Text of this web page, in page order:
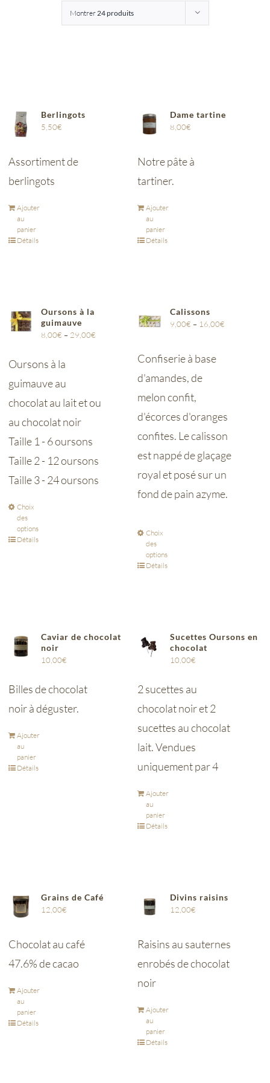
Montrer24 produits
Berlingots
5,50€
Assortiment de
berlingots
Ajouter
au
panier
Détails
Dame tartine
8,00€
Notre pâte à
tartiner.
Ajouter
au
panier
Détails
Oursons à la
guimauve
8,00€ – 29,00€
Oursons à la
guimauve au
chocolat au lait et ou
au chocolat noir
Taille 1 - 6 oursons
Taille 2 - 12 oursons
Taille 3 - 24 oursons
Choix
des
options
Détails
Calissons
9,00€ – 16,00€
Confiserie à base
d'amandes, de
melon confit,
d'écorces d'oranges
confites. Le calisson
est nappé de glaçage
royal et posé sur un
fond de pain azyme.
Choix
des
options
Détails
Caviar de chocolat
noir
10,00€
Billes de chocolat
noir à déguster.
Ajouter
au
panier
Détails
Sucettes Oursons en
chocolat
10,00€
2 sucettes au
chocolat noir et 2
sucettes au chocolat
lait. Vendues
uniquement par 4
Ajouter
au
panier
Détails
Grains de Café
12,00€
Chocolat au café
47.6% de cacao
Ajouter
au
panier
Détails
Divins raisins
12,00€
Raisins au sauternes
enrobés de chocolat
noir
Ajouter
au
panier
Détails